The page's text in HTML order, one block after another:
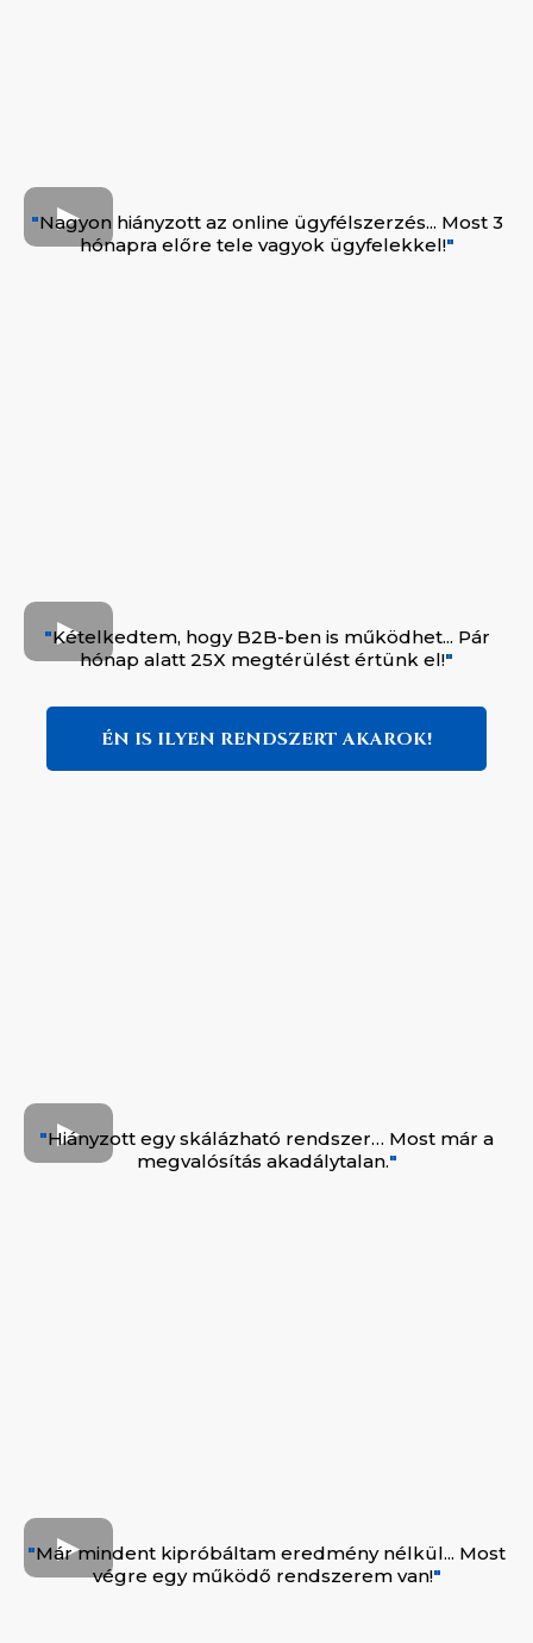
"Nagyon hiányzott az online ügyfélszerzés... Most 3
hónapra előre tele vagyok ügyfelekkel!"
"Kételkedtem, hogy B2B-ben is működhet... Pár
hónap alatt 25X megtérülést értünk el!"
ÉN IS ILYEN RENDSZERT AKAROK!
"Hiányzott egy skálázható rendszer… Most már a
megvalósítás akadálytalan."
"Már mindent kipróbáltam eredmény nélkül... Most
végre egy működő rendszerem van!"